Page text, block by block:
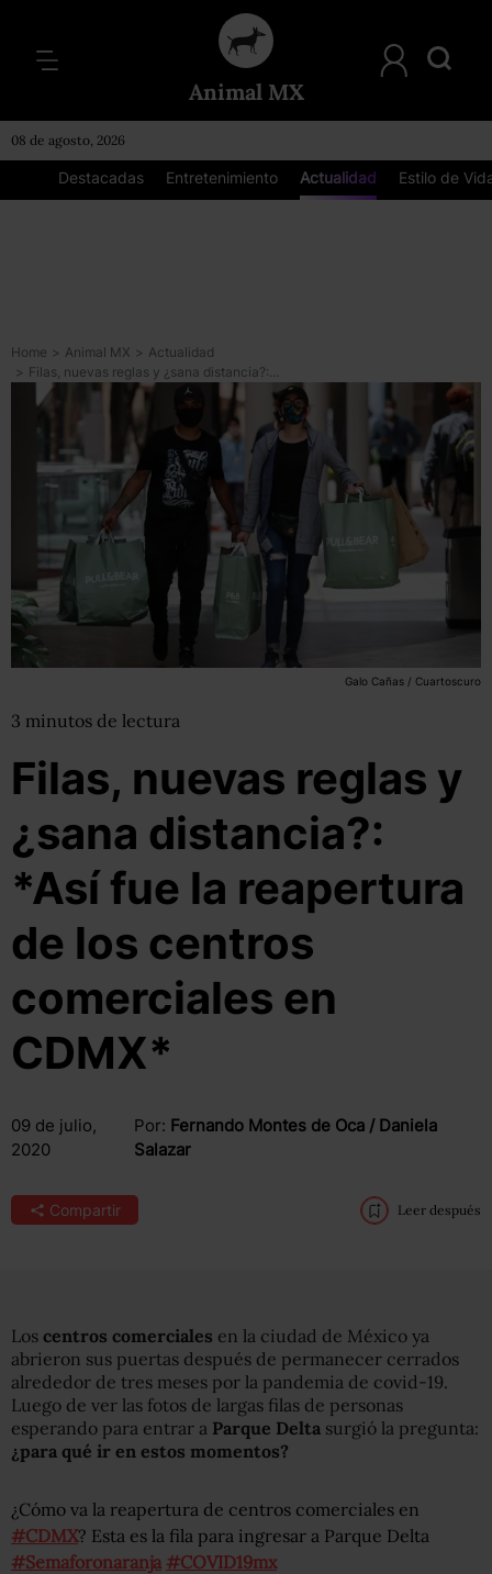
Animal MX
08 de agosto, 2026
Destacadas Entretenimiento Actualidad Estilo de
Home > Animal MX > Actualidad
>
Filas, nuevas reglas y ¿sana distancia?: *Así fue la reapertura de los centros comerciales en CDMX*
Galo Cañas / Cuartoscuro
3 minutos de lectura
Filas, nuevas reglas y
¿sana distancia?:
*Así fue la reapertura
de los centros
comerciales en
CDMX*
09 de julio,
2020
Por: Fernando Montes de Oca / Daniela
Salazar
Compartir Leer después
Los centros comerciales en la ciudad de México ya
abrieron sus puertas después de permanecer cerrados
alrededor de tres meses por la pandemia de covid-19.
Luego de ver las fotos de largas filas de personas
esperando para entrar a Parque Delta surgió la pregunta:
¿para qué ir en estos momentos?
¿Cómo va la reapertura de centros comerciales en
#CDMX? Esta es la fila para ingresar a Parque Delta
#Semaforonaranja #COVID19mx